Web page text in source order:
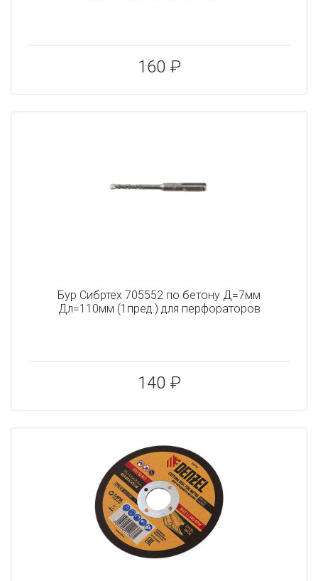
160 ₽
Бур Сибртех 705552 по бетону Д=7мм
Дл=110мм (1пред.) для перфораторов
140 ₽